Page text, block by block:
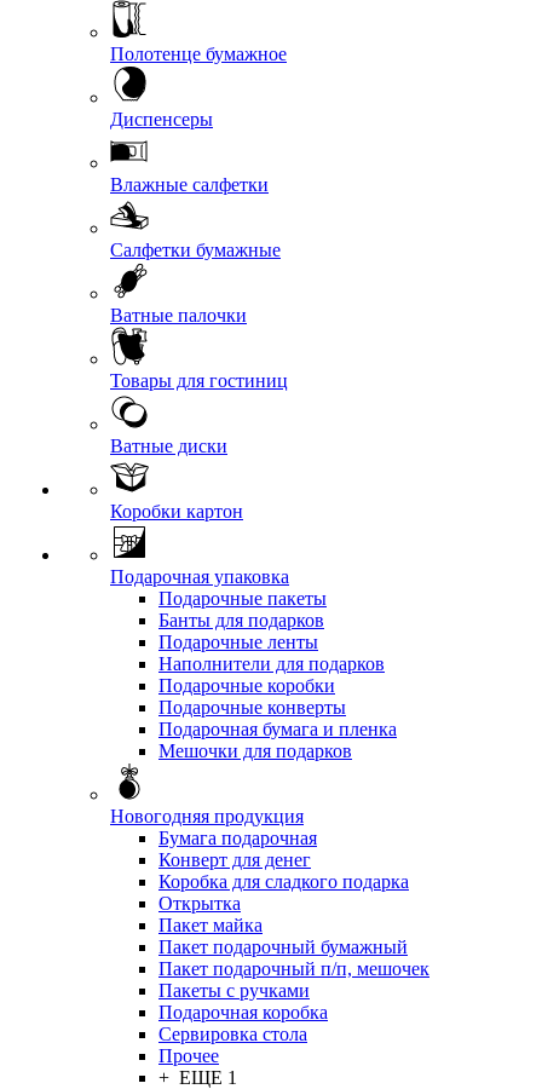
Полотенце бумажное
Диспенсеры
Влажные салфетки
Салфетки бумажные
Ватные палочки
Товары для гостиниц
Ватные диски
Коробки картон
Подарочная упаковка
Подарочные пакеты
Банты для подарков
Подарочные ленты
Наполнители для подарков
Подарочные коробки
Подарочные конверты
Подарочная бумага и пленка
Мешочки для подарков
Новогодняя продукция
Бумага подарочная
Конверт для денег
Коробка для сладкого подарка
Открытка
Пакет майка
Пакет подарочный бумажный
Пакет подарочный п/п, мешочек
Пакеты с ручками
Подарочная коробка
Сервировка стола
Прочее
+ ЕЩЕ 1